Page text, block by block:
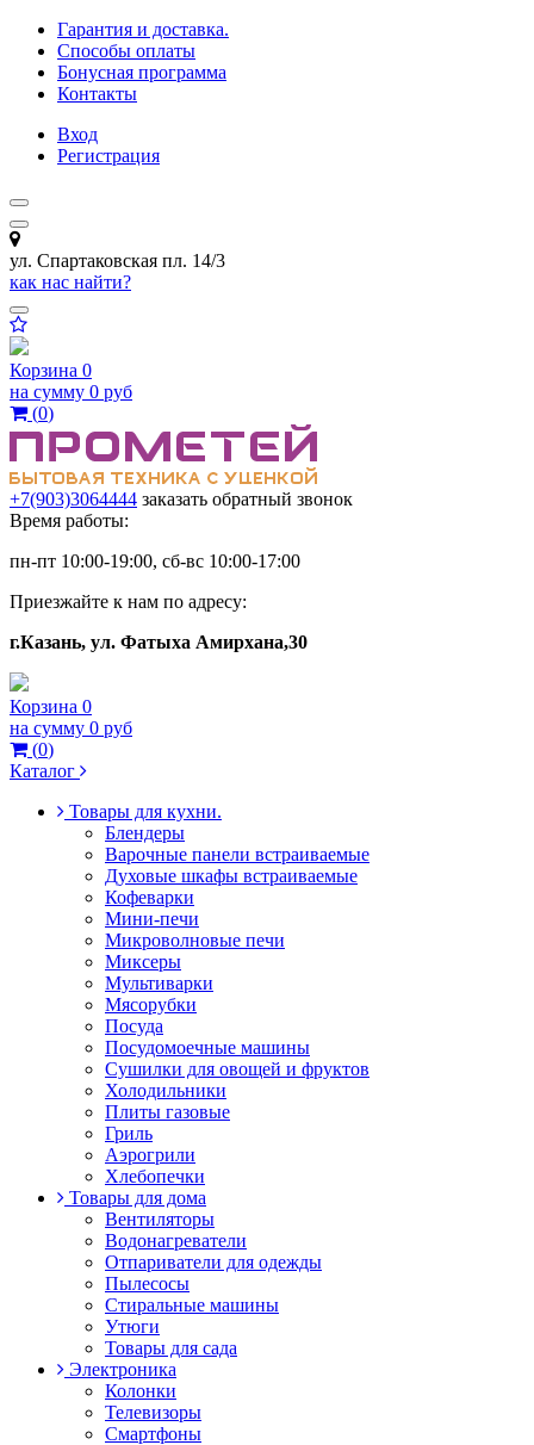
Гарантия и доставка.
Способы оплаты
Бонусная программа
Контакты
Вход
Регистрация
ул. Спартаковская пл. 14/3
как нас найти?
Корзина 0
на сумму 0 руб
(0)
+7(903)3064444 заказать обратный звонок
Время работы:
пн-пт 10:00-19:00, сб-вс 10:00-17:00
Приезжайте к нам по адресу:
г.Казань, ул. Фатыха Амирхана,30
Корзина 0
на сумму 0 руб
(0)
Каталог
Товары для кухни.
Блендеры
Варочные панели встраиваемые
Духовые шкафы встраиваемые
Кофеварки
Мини-печи
Микроволновые печи
Миксеры
Мультиварки
Мясорубки
Посуда
Посудомоечные машины
Сушилки для овощей и фруктов
Холодильники
Плиты газовые
Гриль
Аэрогрили
Хлебопечки
Товары для дома
Вентиляторы
Водонагреватели
Отпариватели для одежды
Пылесосы
Стиральные машины
Утюги
Товары для сада
Электроника
Колонки
Телевизоры
Смартфоны